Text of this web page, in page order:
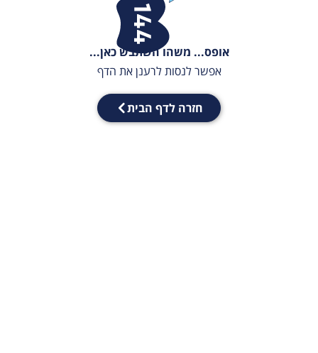
אופס... משהו השתבש כאן...
אפשר לנסות לרענן את הדף
חזרה לדף הבית